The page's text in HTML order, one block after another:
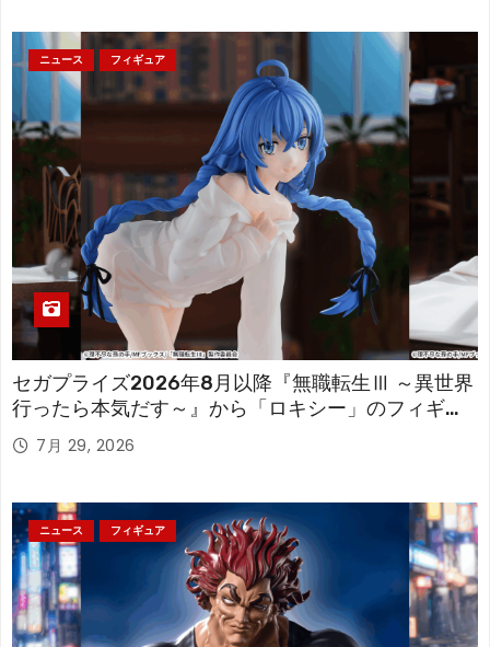
ニュース フィギュア
セガプライズ2026年8月以降『無職転生Ⅲ ～異世界
行ったら本気だす～』から「ロキシー」のフィギュ
アが登場！
7月 29, 2026
ニュース フィギュア